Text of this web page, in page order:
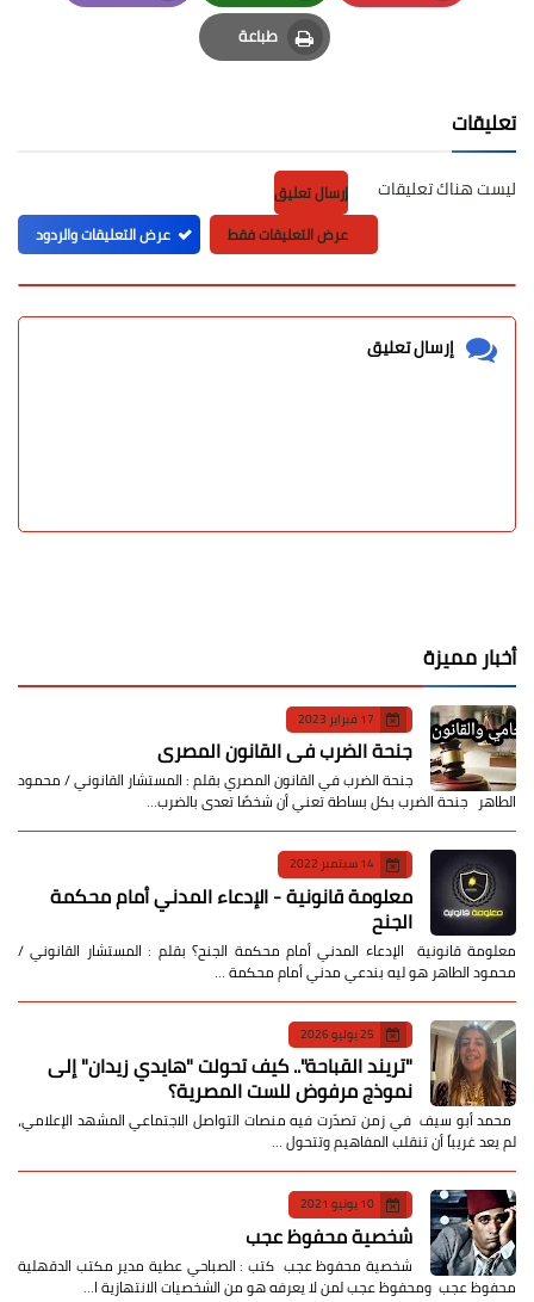
Pinterest
Whatsapp
Email
طباعة
Print
تعليقات
ليست هناك تعليقات
إرسال تعليق
عرض التعليقات فقط
عرض التعليقات والردود
إرسال تعليق
أخبار مميزة
17 فبراير 2023
جنحة الضرب في القانون المصري
جنحة الضرب في القانون المصري بقلم : المستشار القانوني / محمود
الطاهر جنحة الضرب بكل بساطة تعني أن شخصًا تعدى بالضرب…
14 سبتمبر 2022
معلومة قانونية - الإدعاء المدني أمام محكمة
الجنح
معلومة قانونية الإدعاء المدني أمام محكمة الجنح؟ بقلم : المستشار القانوني /
محمود الطاهر هو ليه بندعي مدني أمام محكمة …
25 يوليو 2026
​"تريند القباحة".. كيف تحولت "هايدي زيدان" إلى
نموذج مرفوض للست المصرية؟
​ محمد أبو سيف ​في زمن تصدّرت فيه منصات التواصل الاجتماعي المشهد الإعلامي،
لم يعد غريباً أن تنقلب المفاهيم وتتحول …
10 يونيو 2021
شخصية محفوظ عجب
شخصية محفوظ عجب كتب : الصباحي عطية مدير مكتب الدقهلية
محفوظ عجب ومحفوظ عجب لمن لا يعرفه هو من الشخصيات الانتهازية ا…